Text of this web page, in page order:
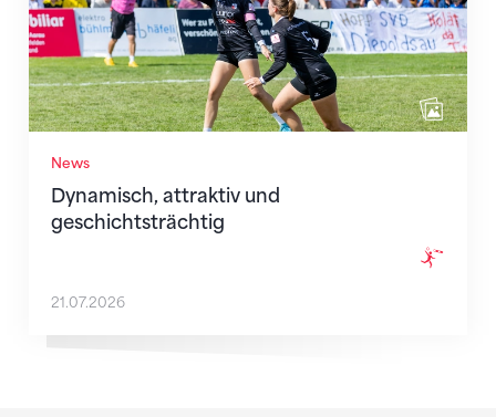
News
Dynamisch, attraktiv und
geschichtsträchtig
21.07.2026